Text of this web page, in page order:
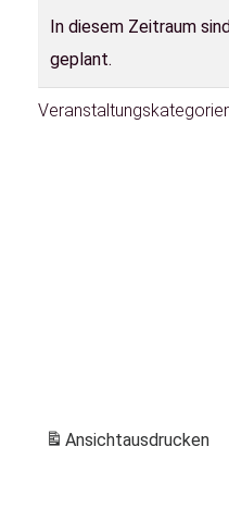
In diesem Zeitraum
geplant.
Ansichtausdrucken